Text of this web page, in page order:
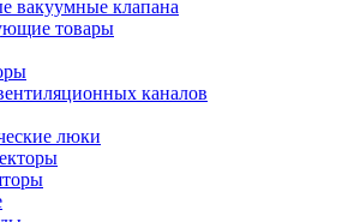
вакуумные клапана
товары
каналов
люки